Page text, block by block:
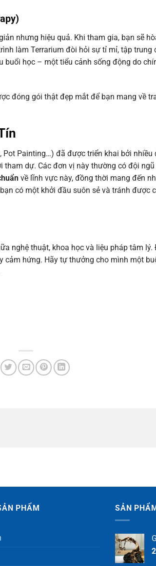
nhưng hiệu quả. Khi tham gia, bạn sẽ
làm Terrarium đòi hỏi sự tỉ mỉ, tập
buổi học – một tiểu cảnh sống động do
đóng gói thật đẹp mắt để bạn mang về
Pot Painting…) đã được triển khai bởi
dự. Các đơn vị này thường có đội
về lĩnh vực này, đồng thời mang đến
có một khởi đầu suôn sẻ và tránh được
nghệ thuật, khoa học và liệu pháp tâm
hứng. Hãy tự thưởng cho mình một
PHẨM SẢN PHẨM